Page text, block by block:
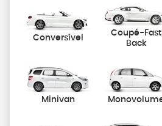
Conversível
Coupé-Fast
Back
Minivan